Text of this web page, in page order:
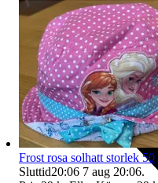
Frost rosa solhatt storlek 50
Sluttid20:06 7 aug 20:06.